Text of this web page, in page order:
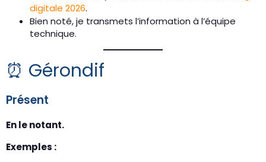
digitale 2026.
Bien noté, je transmets l’information à l’équipe
technique.
⏰ Gérondif
Présent
En le notant.
Exemples :